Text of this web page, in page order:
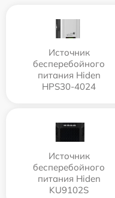
Источник
бесперебойного
питания Hiden
HPS30-4024
Источник
бесперебойного
питания Hiden
KU9102S